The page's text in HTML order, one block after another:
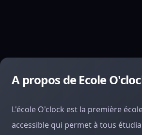
A propos de Ecole
L'école O'clock est la première
accessible qui permet à tous